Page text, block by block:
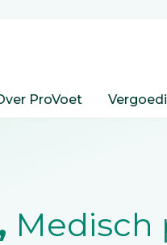
ProVoet
Medisch